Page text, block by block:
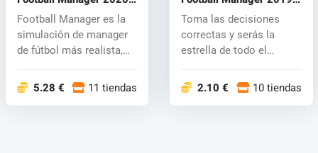
(PC) CD key
Football Manager es la
simulación de manager
de fútbol más realista,
5.28 € 11 tiendas
(PC) CD key
Toma las decisiones
correctas y serás la
estrella de todo el
2.10 € 10 tiendas